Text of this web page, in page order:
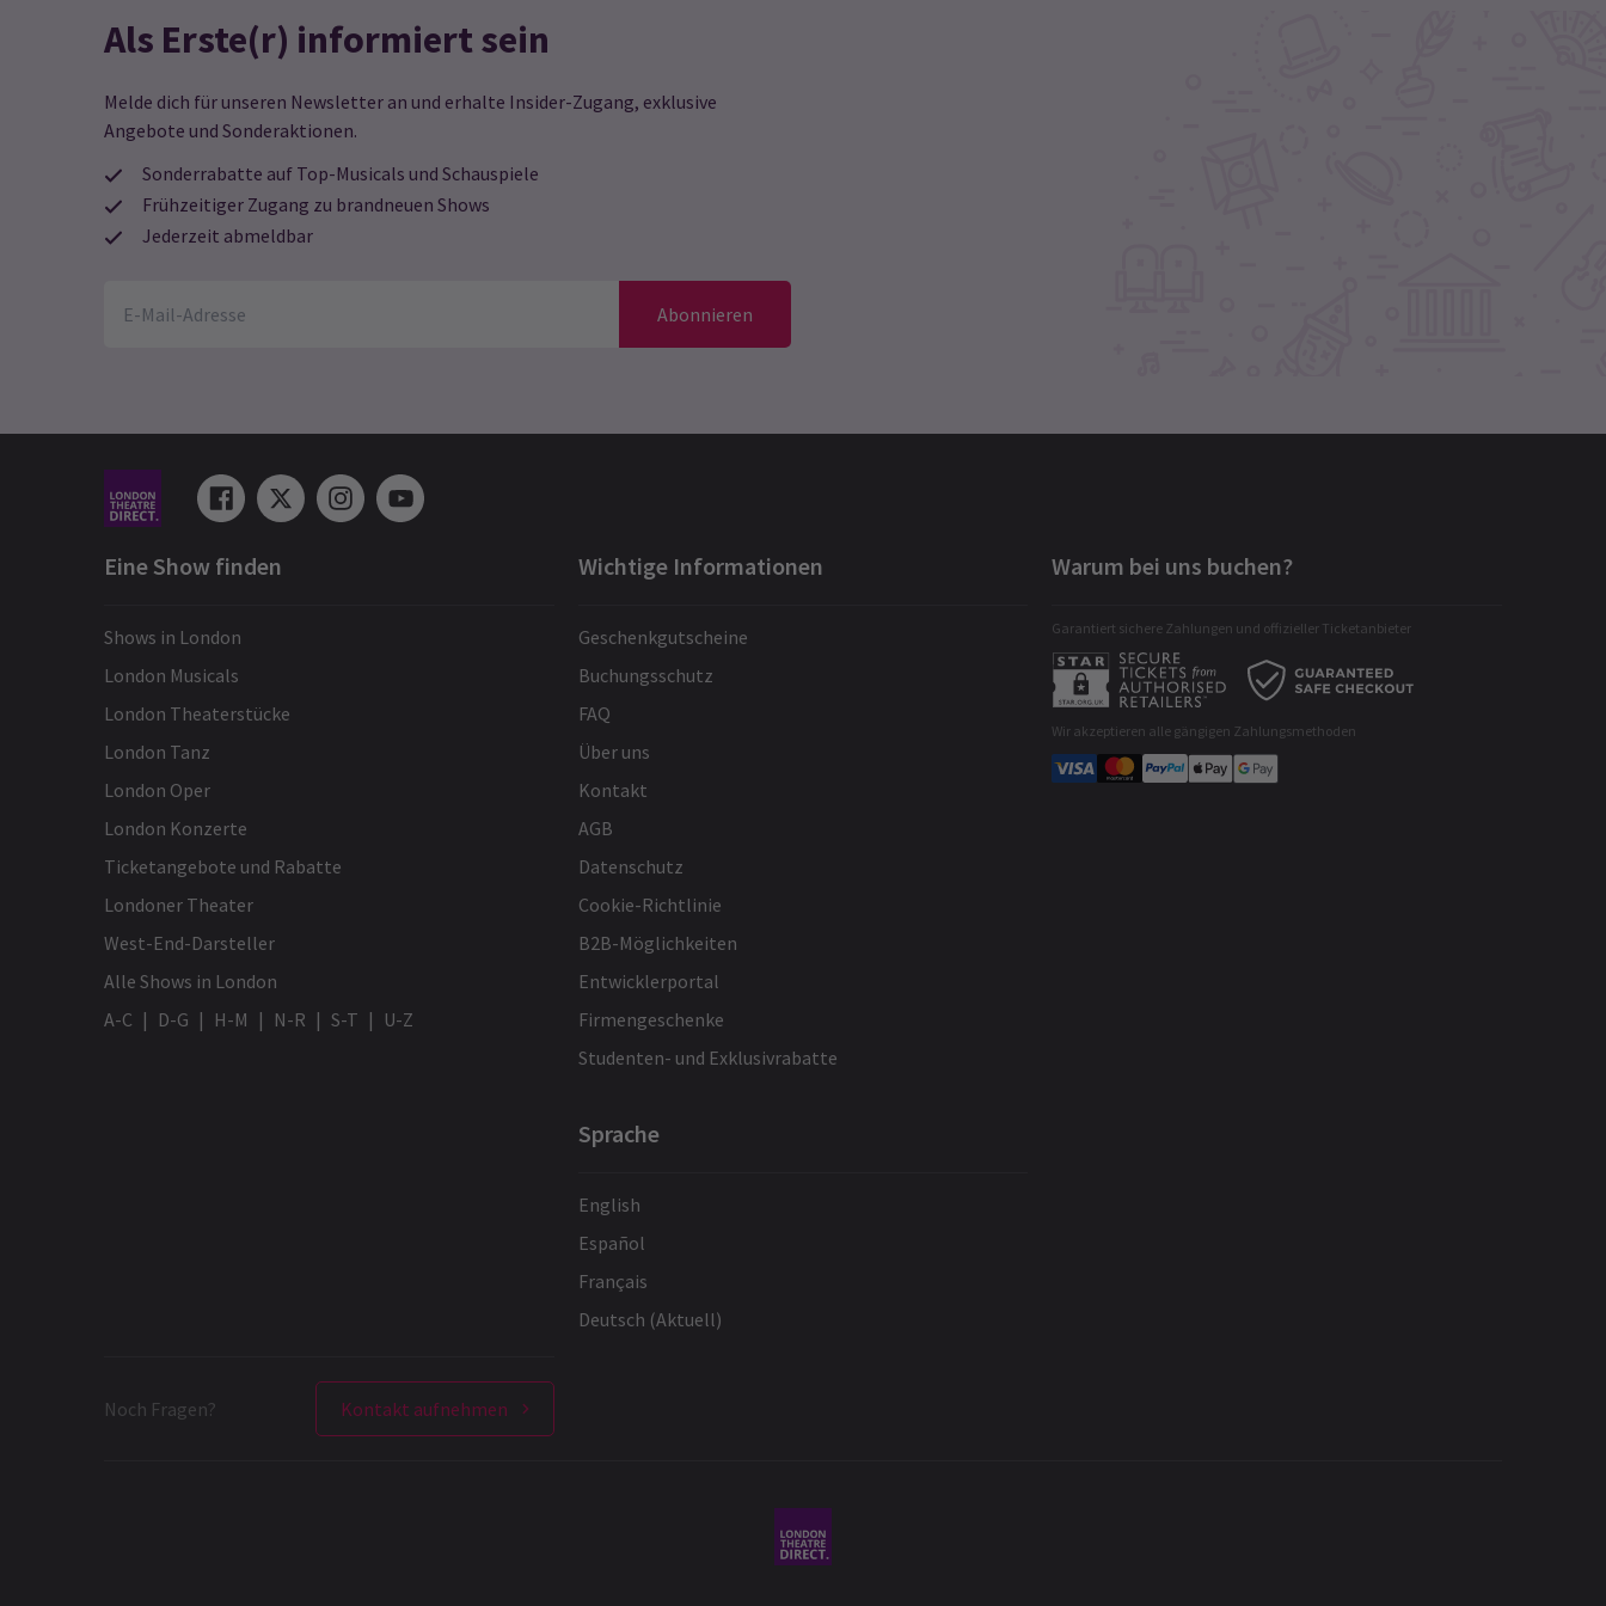
Als Erste(r) informiert sein
Melde dich für unseren Newsletter an und erhalte Insider-Zugang, exklusive
Angebote und Sonderaktionen.
Sonderrabatte auf Top-Musicals und Schauspiele
Frühzeitiger Zugang zu brandneuen Shows
Jederzeit abmeldbar
Abonnieren
Eine Show finden
Shows in London
London Musicals
London Theaterstücke
London Tanz
London Oper
London Konzerte
Ticketangebote und Rabatte
Londoner Theater
West-End-Darsteller
Alle Shows in London
A-C
D-G H-M N-R S-T U-Z
Wichtige Informationen
Geschenkgutscheine
Buchungsschutz
FAQ
Über uns
Kontakt
AGB
Datenschutz
Cookie-Richtlinie
B2B-Möglichkeiten
Entwicklerportal
Firmengeschenke
Studenten- und Exklusivrabatte
Sprache
English
Español
Français
Deutsch (Aktuell)
Noch Fragen? Kontakt aufnehmen
Warum bei uns buchen?
Garantiert sichere Zahlungen und offizieller Ticketanbieter
Wir akzeptieren alle gängigen Zahlungsmethoden